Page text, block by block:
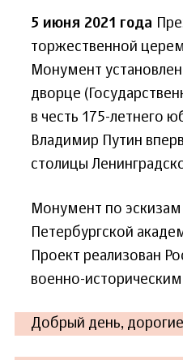
5 июня 2021 года
торжественной
Монумент
дворце
в честь 175-летнего
Владимир Путин
столицы
Монумент по эскизам
Петербургской
Проект реализован
военно-
Добрый день,